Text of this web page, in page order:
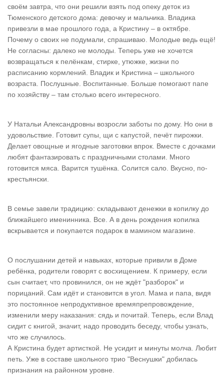
своём завтра, что они решили взять под опеку деток из
Тюменского детского дома: девочку и мальчика. Владика
привезли в мае прошлого года, а Кристину – в октябре.
Почему о своих не подумали, спрашиваю. Молодые ведь ещё!
Не согласны: далеко не молоды. Теперь уже не хочется
возвращаться к пелёнкам, стирке, утюжке, жизни по
расписанию кормлений. Владик и Кристина – школьного
возраста. Послушные. Воспитанные. Больше помогают папе
по хозяйству – там столько всего интересного.
У Натальи Александровны возросли заботы по дому. Но они в
удовольствие. Готовит супы, щи с капустой, печёт пирожки.
Делает овощные и ягодные заготовки впрок. Вместе с дочками
любят фантазировать с праздничными столами. Много
готовится мяса. Варится тушёнка. Солится сало. Вкусно, по-
крестьянски.
В семье завели традицию: складывают денежки в копилку до
ближайшего именинника. Все. А в день рождения копилка
вскрывается и покупается подарок в мамином магазине.
О послушании детей и навыках, которые привили в Доме
ребёнка, родители говорят с восхищением. К примеру, если
сын считает, что провинился, он не ждёт "разборок" и
порицаний. Сам идёт и становится в угол. Мама и папа, видя
это постоянное непродуктивное времяпрепровождение,
изменили меру наказания: сядь и почитай. Теперь, если Влад
сидит с книгой, значит, надо проводить беседу, чтобы узнать,
что же случилось.
А Кристина будет артисткой. Не усидит и минуты молча. Любит
петь. Уже в составе школьного трио "Веснушки" добилась
признания на районном уровне.